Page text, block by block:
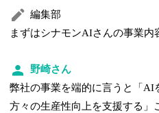
編集部
まずはシナモンAIさんの事業内
野崎さん
弊社の事業を端的に言うと「AI
方々の生産性向上を支援する」